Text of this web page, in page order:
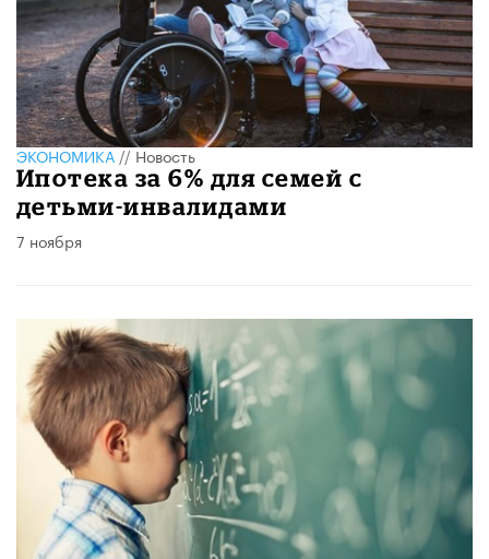
ЭКОНОМИКА//Новость
Ипотека за 6% для семей с
детьми-инвалидами
7 ноября